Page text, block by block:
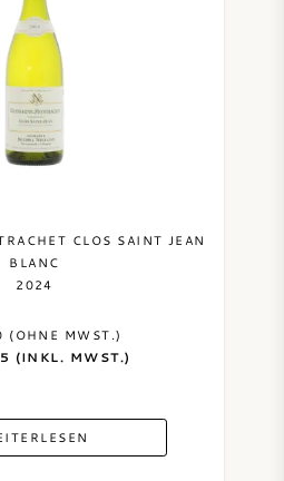
CLOS SAINT JEAN
BLANC
2024
(OHNE MWST.)
(INKL. MWST.)